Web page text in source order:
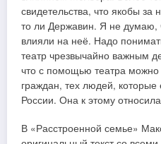
свидетельства, что якобы
то ли Державин. Я не думаю,
влияли на неё. Надо
театр чрезвычайно важным
что с помощью театра можно
граждан, тех людей,
России. Она к этому
В «Расстроенной семье»